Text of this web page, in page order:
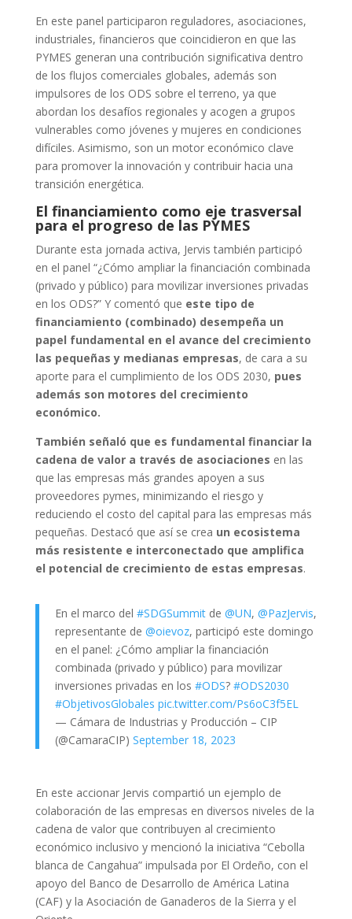
En este panel participaron reguladores, asociaciones,
industriales, financieros que coincidieron en que las
PYMES generan una contribución significativa dentro
de los flujos comerciales globales, además son
impulsores de los ODS sobre el terreno, ya que
abordan los desafíos regionales y acogen a grupos
vulnerables como jóvenes y mujeres en condiciones
difíciles. Asimismo, son un motor económico clave
para promover la innovación y contribuir hacia una
transición energética.
El financiamiento como eje trasversal
para el progreso de las PYMES
Durante esta jornada activa, Jervis también participó
en el panel “¿Cómo ampliar la financiación combinada
(privado y público) para movilizar inversiones privadas
en los ODS?” Y comentó que este tipo de
financiamiento (combinado) desempeña un
papel fundamental en el avance del crecimiento
las pequeñas y medianas empresas, de cara a su
aporte para el cumplimiento de los ODS 2030, pues
además son motores del crecimiento
económico.
También señaló que es fundamental financiar la
cadena de valor a través de asociaciones en las
que las empresas más grandes apoyen a sus
proveedores pymes, minimizando el riesgo y
reduciendo el costo del capital para las empresas más
pequeñas. Destacó que así se crea un ecosistema
más resistente e interconectado que amplifica
el potencial de crecimiento de estas empresas.
En el marco del #SDGSummitde @UN, @PazJervis,
representante de @oievoz, participó este domingo
en el panel: ¿Cómo ampliar la financiación
combinada (privado y público) para movilizar
inversiones privadas en los #ODS? #ODS2030
#ObjetivosGlobales pic.twitter.com/Ps6oC3f5EL
— Cámara de Industrias y Producción – CIP
(@CamaraCIP) September 18, 2023
En este accionar Jervis compartió un ejemplo de
colaboración de las empresas en diversos niveles de la
cadena de valor que contribuyen al crecimiento
económico inclusivo y mencionó la iniciativa “Cebolla
blanca de Cangahua” impulsada por El Ordeño, con el
apoyo del Banco de Desarrollo de América Latina
(CAF) y la Asociación de Ganaderos de la Sierra y el